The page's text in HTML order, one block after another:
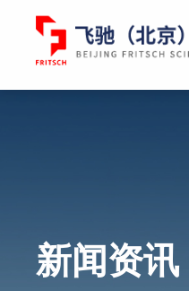
新闻资讯